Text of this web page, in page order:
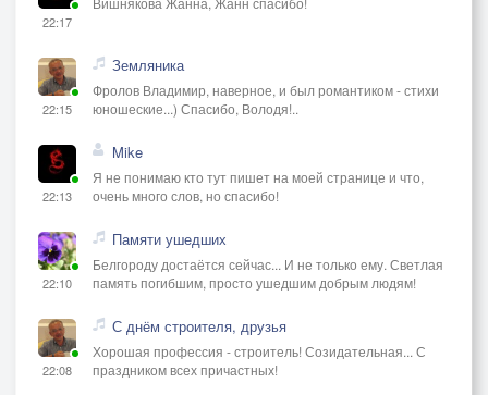
22:17
22:15
Земляника
Фролов Владимир, наверное, и был романтиком - стихи
юношеские...) Спасибо, Володя!..
22:13
Mike
Я не понимаю кто тут пишет на моей странице и что,
очень много слов, но спасибо!
22:10
Памяти ушедших
Белгороду достаётся сейчас... И не только ему. Светлая
память погибшим, просто ушедшим добрым людям!
22:08
С днём строителя, друзья
Хорошая профессия - строитель! Созидательная... С
праздником всех причастных!